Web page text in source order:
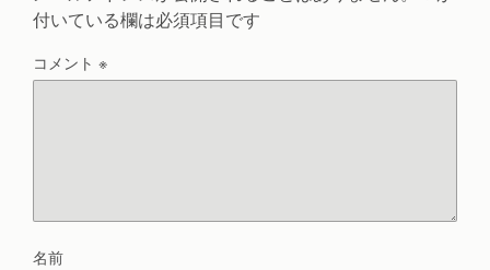
付いている欄は必須項目です
コメント ※
名前